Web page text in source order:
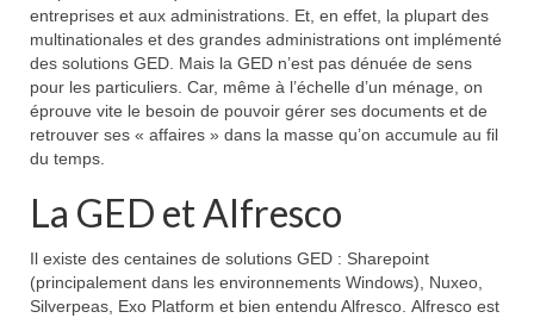
entreprises et aux administrations. Et, en effet, la plupart des
multinationales et des grandes administrations ont implémenté
des solutions GED. Mais la GED n’est pas dénuée de sens
pour les particuliers. Car, même à l’échelle d’un ménage, on
éprouve vite le besoin de pouvoir gérer ses documents et de
retrouver ses « affaires » dans la masse qu’on accumule au fil
du temps.
La GED et Alfresco
Il existe des centaines de solutions GED : Sharepoint
(principalement dans les environnements Windows), Nuxeo,
Silverpeas, Exo Platform et bien entendu Alfresco. Alfresco est